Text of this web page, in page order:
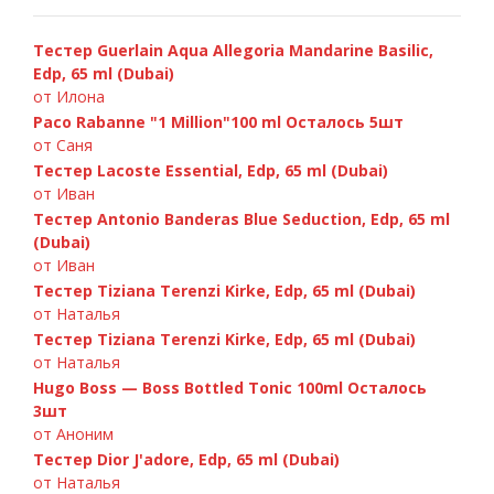
Paco Rabanne Invictus 100ml
Тестер Guerlain Aqua Allegoria Mandarine Basilic,
Edp, 65 ml (Dubai)
от Илона
Paco Rabanne "1 Million"100 ml Осталось 5шт
от Саня
Тестер Lacoste Essential, Edp, 65 ml (Dubai)
от Иван
Тестер Antonio Banderas Blue Seduction, Edp, 65 ml
(Dubai)
от Иван
Тестер Tiziana Terenzi Kirke, Edp, 65 ml (Dubai)
от Наталья
Тестер Tiziana Terenzi Kirke, Edp, 65 ml (Dubai)
от Наталья
Hugo Boss — Boss Bottled Tonic 100ml Осталось
3шт
от Аноним
Тестер Dior J'adore, Edp, 65 ml (Dubai)
от Наталья